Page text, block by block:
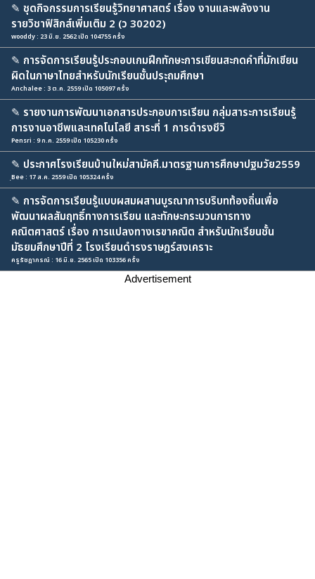
✎ ชุดกิจกรรมการเรียนรู้วิทยาศาสตร์ เรื่อง งานและพลังงาน
รายวิชาฟิสิกส์เพิ่มเติม 2 (ว 30202)
wooddy : 23 มิ.ย. 2562 เปิด 104755 ครั้ง
✎ การจัดการเรียนรู้ประกอบเกมฝึกทักษะการเขียนสะกดคำที่มักเขียน
ผิดในภาษาไทยสำหรับนักเรียนชั้นประุถมศึกษา
Anchalee : 3 ต.ค. 2559 เปิด 105097 ครั้ง
✎ รายงานการพัฒนาเอกสารประกอบการเรียน กลุ่มสาระการเรียนรู้
การงานอาชีพและเทคโนโลยี สาระที่ 1 การดำรงชีวิ
Pensri : 9 ก.ค. 2559 เปิด 105230 ครั้ง
✎ ประกาศโรงเรียนบ้านใหม่สามัคคี.มาตรฐานการศึกษาปฐมวัย2559
ฺBee : 17 ส.ค. 2559 เปิด 105324 ครั้ง
✎ การจัดการเรียนรู้แบบผสมผสานบูรณาการบริบทท้องถิ่นเพื่อ
พัฒนาผลสัมฤทธิ์ทางการเรียน และทักษะกระบวนการทาง
คณิตศาสตร์ เรื่อง การแปลงทางเรขาคณิต สำหรับนักเรียนชั้น
มัธยมศึกษาปีที่ 2 โรงเรียนดำรงราษฎร์สงเคราะ
ครูรัชฎาภรณ์ : 16 มิ.ย. 2565 เปิด 103356 ครั้ง
Advertisement